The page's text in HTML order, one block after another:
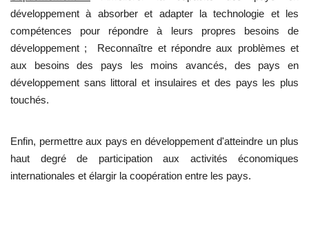
développement à absorber et adapter la technologie et les
compétences pour répondre à leurs propres besoins de
développement ; Reconnaître et répondre aux problèmes et
aux besoins des pays les moins avancés, des pays en
développement sans littoral et insulaires et des pays les plus
touchés.
Enfin, permettre aux pays en développement d'atteindre un plus
haut degré de participation aux activités économiques
internationales et élargir la coopération entre les pays.